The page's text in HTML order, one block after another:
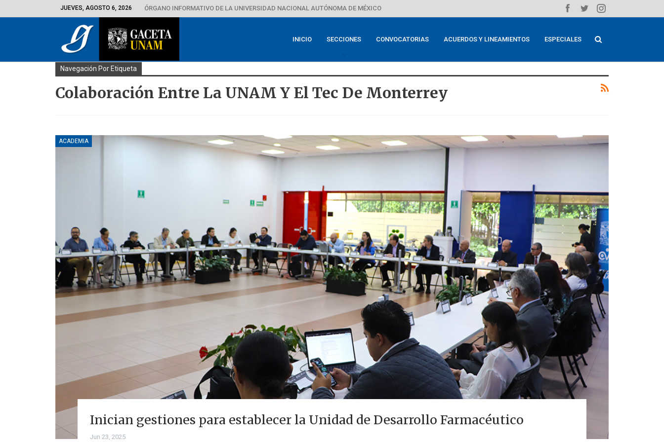
JUEVES, AGOSTO 6, 2026 ÓRGANO INFORMATIVO DE LA UNIVERSIDAD NACIONAL AUTÓNOMA DE MÉXICO
INICIO SECCIONES CONVOCATORIAS ACUERDOS Y LINEAMIENTOS ESPECIALES
Navegación Por Etiqueta
Colaboración Entre La UNAM Y El Tec De Monterrey
ACADEMIA
Inician gestiones para establecer la Unidad de Desarrollo Farmacéutico
Jun 23, 2025